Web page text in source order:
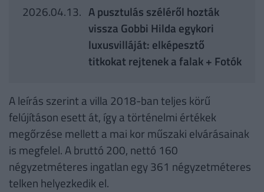
2026.04.13. A pusztulás széléről hozták
vissza Gobbi Hilda egykori
luxusvilláját: elképesztő
titkokat rejtenek a falak + Fotók
A leírás szerint a villa 2018-ban teljes körű
felújításon esett át, így a történelmi értékek
megőrzése mellett a mai kor műszaki elvárásainak
is megfelel. A bruttó 200, nettó 160
négyzetméteres ingatlan egy 361 négyzetméteres
telken helyezkedik el.